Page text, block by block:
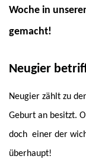
Woche in
gemacht!
Neugier
Neugier zählt zu
Geburt an besitzt.
doch einer der
überhaupt!